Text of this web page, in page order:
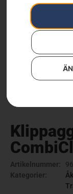
Artikelnummer:
Kategorier: